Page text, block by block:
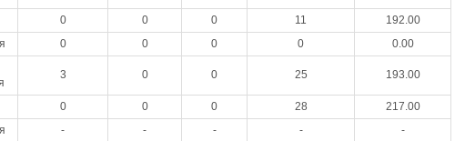
0 0 0 11
192.00
0 0 0 0
0.00
3 0 0 25 193.00
0 0 0 28
217.00
- - - -
-